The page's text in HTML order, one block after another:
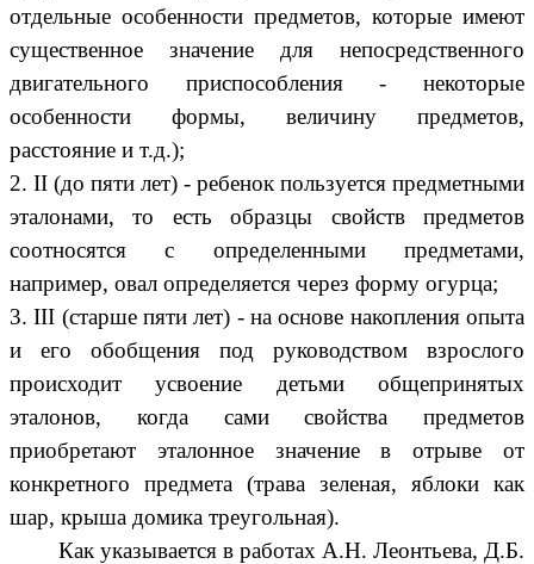
отдельные особенности предметов, которые имеют
существенное значение для непосредственного
двигательного приспособления - некоторые
особенности формы, величину предметов,
расстояние и т.д.);
2. II (до пяти лет) - ребенок пользуется предметными
эталонами, то есть образцы свойств предметов
соотносятся с определенными предметами,
например, овал определяется через форму огурца;
3. III (старше пяти лет) - на основе накопления опыта
и его обобщения под руководством взрослого
происходит усвоение детьми общепринятых
эталонов, когда сами свойства предметов
приобретают эталонное значение в отрыве от
конкретного предмета (трава зеленая, яблоки как
шар, крыша домика треугольная).
Как указывается в работах А.Н. Леонтьева, Д.Б.